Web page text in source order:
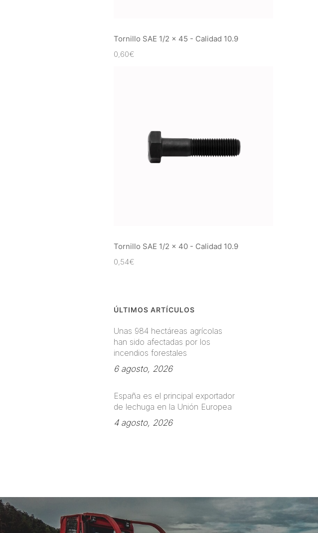
Tornillo SAE 1/2 x 45 - Calidad 10.9
0,60€
Tornillo SAE 1/2 x 40 - Calidad 10.9
0,54€
ÚLTIMOS ARTÍCULOS
Unas 984 hectáreas agrícolas
han sido afectadas por los
incendios forestales
6 agosto, 2026
España es el principal exportador
de lechuga en la Unión Europea
4 agosto, 2026